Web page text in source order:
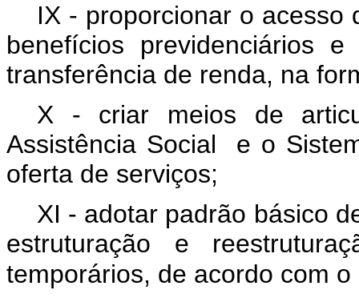
IX - proporcionar o acesso
benefícios previdenciários
transferência de renda, na
X - criar meios de
Assistência Social e o
oferta de serviços;
XI - adotar padrão básico
estruturação e
temporários, de acordo com